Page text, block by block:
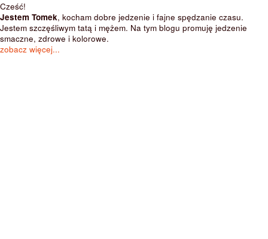
Cześć!
Jestem Tomek, kocham dobre jedzenie i fajne spędzanie czasu.
Jestem szczęśliwym tatą i mężem. Na tym blogu promuję jedzenie
smaczne, zdrowe i kolorowe.
zobacz więcej...